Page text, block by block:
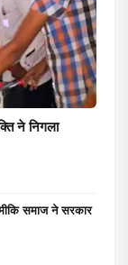
ने निगला
समाज ने सरकार